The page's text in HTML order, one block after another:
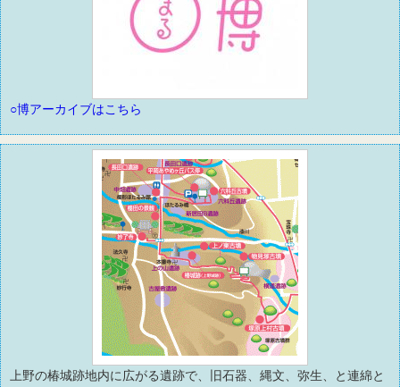
○博アーカイブはこちら
上野の椿城跡地内に広がる遺跡で、旧石器、縄文、弥生、と連綿と